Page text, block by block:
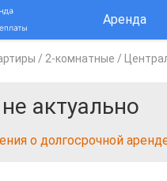
Аренда
/ 2-комнатные /
актуально
о долгосрочной